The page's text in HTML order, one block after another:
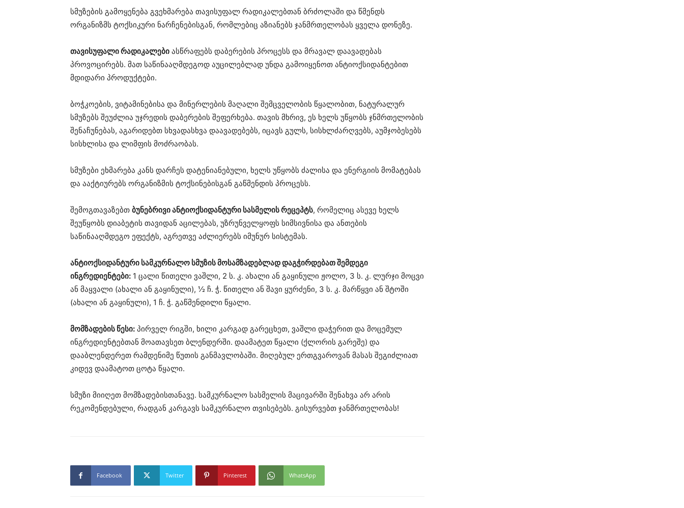
სმუზების გამოყენება გვეხმარება თავისუფალ რადიკალებთან ბრძოლაში და წმენდს
ორგანიზმს ტოქსიკური ნარჩენებისგან, რომლებიც აზიანებს ჯანმრთელობას ყველა დონეზე.
თავისუფალი რადიკალები ასწრაფებს დაბერების პროცესს და მრავალ დაავადებას
პროვოცირებს. მათ საწინააღმდეგოდ აუცილებლად უნდა გამოიყენოთ ანტიოქსიდანტებით
მდიდარი პროდუქტები.
ბოჭკოების, ვიტამინებისა და მინერლების მაღალი შემცველობის წყალობით, ნატურალურ
სმუზებს შეუძლია უჯრედის დაბერების შეფერხება. თავის მხრივ, ეს ხელს უწყობს ჯნმრთელობის
შენაჩუნებას, აგარიდებთ სხვადასხვა დაავადებებს, იცავს გულს, სისხლძარღვებს, აუმჯობესებს
სისხლისა და ლიმფის მოძრაობას.
სმუზები ეხმარება კანს დარჩეს დატენიანებული, ხელს უწყობს ძალისა და ენერგიის მომატებას
და ააქტიურებს ორგანიზმის ტოქსინებისგან გაწმენდის პროცესს.
შემოგთავაზებთ ბუნებრივი ანტიოქსიდანტური სასმელის რეცეპტს, რომელიც ასევე ხელს
შეუწყობს დიაბეტის თავიდან აცილებას, უზრუნველყოფს სიმსივნისა და ანთების
საწინააღმდეგო ეფექტს, აგრეთვე აძლიერებს იმუნურ სისტემას.
ანტიოქსიდანტური სამკურნალო სმუზის მოსამზადებლად დაგჭირდებათ შემდეგი
ინგრედიენტები: 1 ცალი წითელი ვაშლი, 2 ს. კ. ახალი ან გაყინული ჟოლო, 3 ს. კ. ლურჯი მოცვი
ან მაყვალი (ახალი ან გაყინული), ½ ჩ. ჭ. წითელი ან შავი ყურძენი, 3 ს. კ. მარწყვი ან შტოში
(ახალი ან გაყინული), 1 ჩ. ჭ. გაწმენდილი წყალი.
მომზადების წესი: პირველ რიგში, ხილი კარგად გარეცხეთ, ვაშლი დაჭერით და მოცემულ
ინგრედიენტებთან მოათავსეთ ბლენდერში. დაამატეთ წყალი (ქლორის გარეშე) და
დააბლენდერეთ რამდენიმე წუთის განმავლობაში. მიღებულ ერთგვაროვან მასას შეგიძლიათ
კიდევ დაამატოთ ცოტა წყალი.
სმუზი მიიღეთ მომზადებისთანავე. სამკურნალო სასმელის მაცივარში შენახვა არ არის
რეკომენდებული, რადგან კარგავს სამკურნალო თვისებებს. გისურვებთ ჯანმრთელობას!
Facebook Twitter Pinterest WhatsApp